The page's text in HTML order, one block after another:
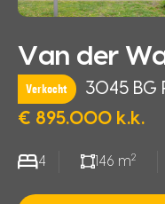
Van der
Verkocht
3045 BG
€ 895.000 k.k.
4 146 m2